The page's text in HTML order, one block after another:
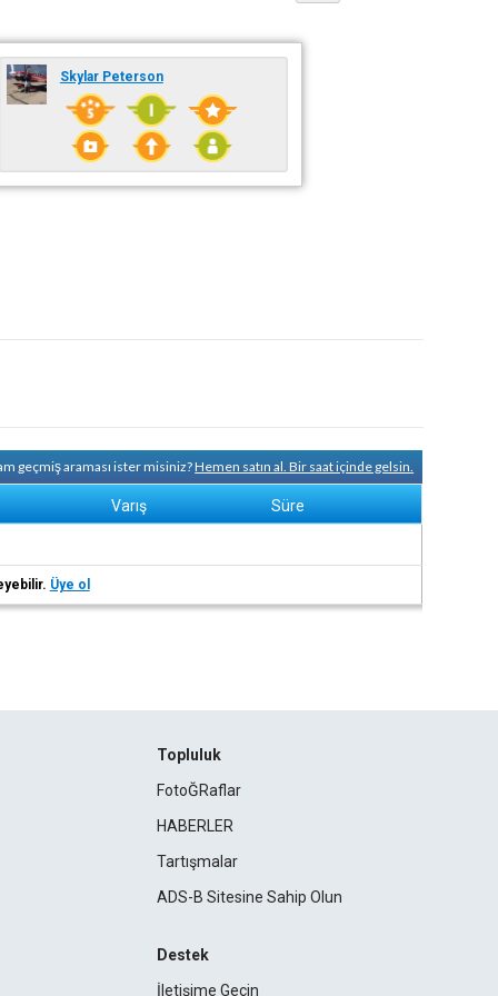
Skylar Peterson
geçmiş araması ister misiniz?Hemen satın al. Bir saat içinde gelsin.
Varış Süre
Üye ol
Topluluk
FotoĞRaflar
HABERLER
Tartışmalar
ADS-B Sitesine Sahip Olun
Destek
İletişime Geçin